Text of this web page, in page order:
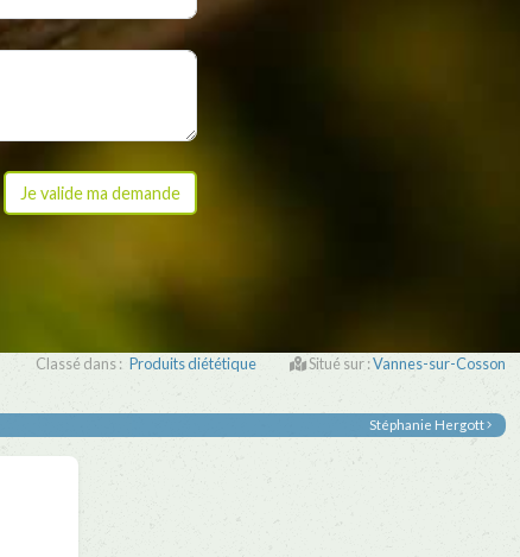
Classé dans : Produits diététique Situé sur :Vannes-sur-Cosson
Stéphanie Hergott